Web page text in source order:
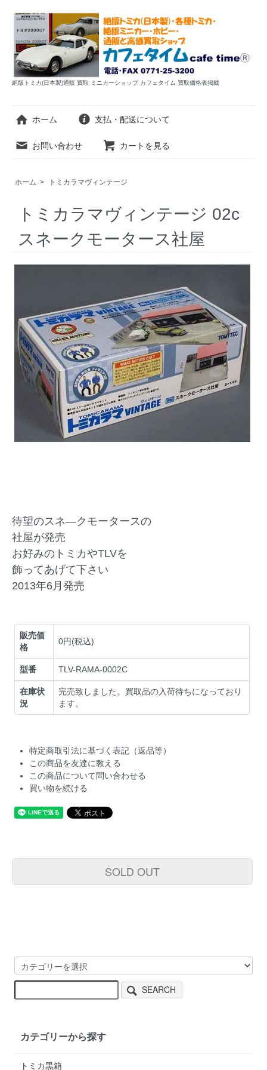
絶版トミカ(日本製)通販 買取 ミニカーショップ カフェタイム 買取価格表掲載
ホーム 支払・配送について
お問い合わせ カートを見る
ホーム > トミカラマヴィンテージ
トミカラマヴィンテージ 02c
スネークモータース社屋
待望のスネ―クモータースの
社屋が発売
お好みのトミカやTLVを
飾ってあげて下さい
2013年6月発売
販売価
格
0円(税込)
型番 TLV-RAMA-0002C
在庫状
況
完売致しました。買取品の入荷待ちになっており
ます。
特定商取引法に基づく表記（返品等）
この商品を友達に教える
この商品について問い合わせる
買い物を続ける
SOLD OUT
SEARCH
カテゴリーから探す
トミカ黒箱